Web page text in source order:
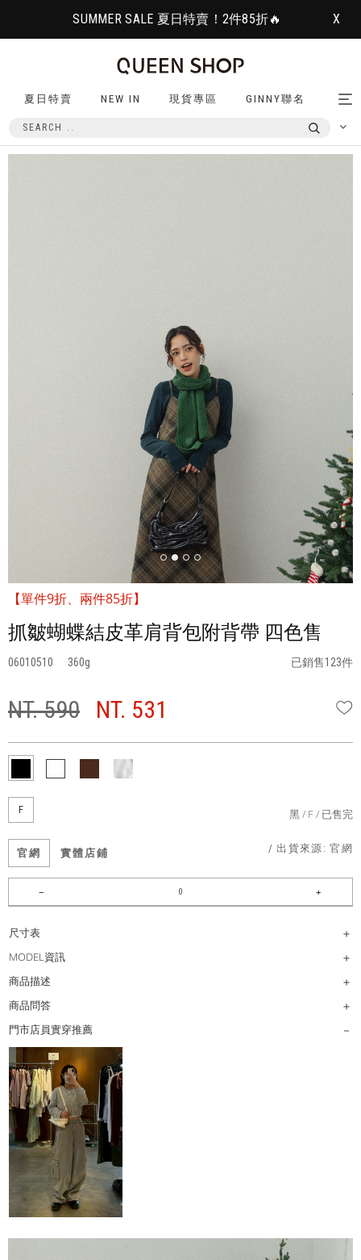
SUMMER SALE 夏日特賣！2件85折🔥 X
夏日特賣 NEW IN 現貨專區 GINNY聯名
【單件9折、兩件85折】
抓皺蝴蝶結皮革肩背包附背帶 四色售
06010510 360 已銷售123件
NT. 590 NT. 531
F 黑 F 已售完
官網 實體店鋪 / 出貨來源:官網
尺寸表
MODEL資訊
商品描述
商品問答
門市店員實穿推薦